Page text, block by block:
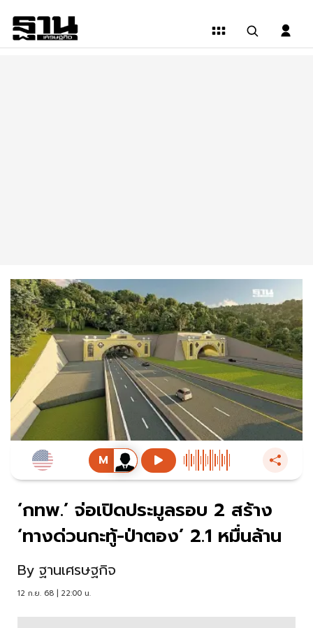
‘กทพ.’ จ่อเปิดประมูลรอบ 2 สร้าง
‘ทางด่วนกะทู้-ป่าตอง’ 2.1 หมื่นล้าน
By ฐานเศรษฐกิจ
12 ก.ย. 68 | 22:00 น.